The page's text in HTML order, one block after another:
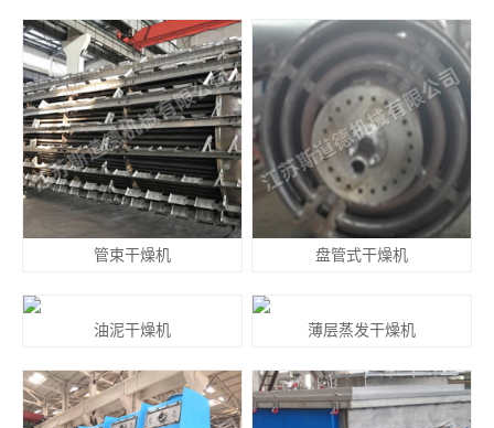
管束干燥机 盘管式干燥机
油泥干燥机 薄层蒸发干燥机